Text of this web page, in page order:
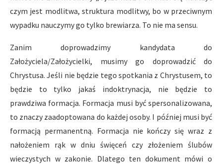
czym jest modlitwa, struktura modlitwy, bo w przeciwnym
wypadku nauczymy go tylko brewiarza. To nie ma sensu.
Zanim doprowadzimy kandydata do
Założyciela/Założycielki, musimy go doprowadzić do
Chrystusa. Jeśli nie będzie tego spotkania z Chrystusem, to
będzie to tylko jakaś indoktrynacja, nie będzie to
prawdziwa formacja. Formacja musi być spersonalizowana,
to znaczy zaadoptowana do każdej osoby. I później musi być
formacją permanentną. Formacja nie kończy się wraz z
nałożeniem rąk w dniu święceń czy złożeniem ślubów
wieczystych w zakonie. Dlatego ten dokument mówi o